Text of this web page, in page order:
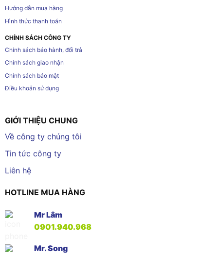
Hướng dẫn mua hàng
Hình thức thanh toán
CHÍNH SÁCH CÔNG TY
Chính sách bảo hành, đổi trả
Chính sách giao nhận
Chính sách bảo mật
Điều khoản sử dụng
GIỚI THIỆU CHUNG
Về công ty chúng tôi
Tin tức công ty
Liên hệ
HOTLINE MUA HÀNG
Mr Lâm
0901.940.968
Mr. Song